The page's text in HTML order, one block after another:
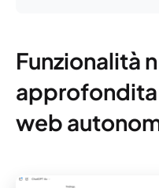
Funzionalità
approfondita
web